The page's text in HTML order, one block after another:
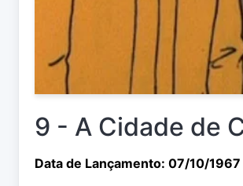
9 - A Cidade de
Data de Lançamento: 07/10/1967